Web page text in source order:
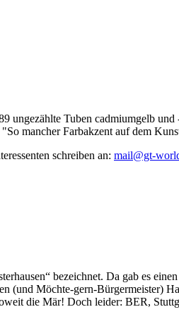
ungezählte Tuben cadmiumgelb
mancher Farbakzent auf dem
schreiben an: mail@gt-
bezeichnet. Da gab es
Möchte-gern-Bürgermeister)
die Mär! Doch leider: BER,